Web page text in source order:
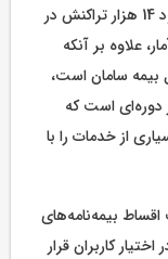
آغاز جنگ رمضان، تا پایان فروردین‌ماه 1405، حدود 14 هزار تراکنش در
علاوه بر آنکه
بیمه سامان است،
دوره‌ای است که
از خدمات را با
اقساط بیمه‌نامه‌های
کاربران قرار